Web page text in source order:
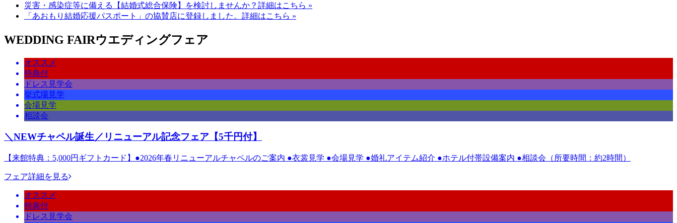
災害・感染症等に備える【結婚式総合保険】を検討しませんか？ 詳細はこちら »
「あおもり結婚応援パスポート」の協賛店に登録しました。 詳細はこちら »
WEDDING FAIRウエディングフェア
オススメ
特典付
ドレス見学会
挙式場見学
会場見学
相談会
＼NEWチャペル誕生／リニューアル記念フェア【5千円付】
【来館特典：5,000円ギフトカード】●2026年春リニューアルチャペルのご案内 ●衣裳見学 ●会場見学 ●婚礼アイテム紹介 ●ホテル付帯設備案内 ●相談会（所要時間：約2時間）
フェア詳細を見る
オススメ
特典付
ドレス見学会